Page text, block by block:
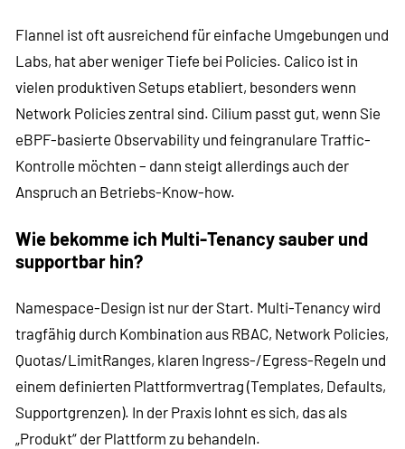
Flannel ist oft ausreichend für einfache Umgebungen und
Labs, hat aber weniger Tiefe bei Policies. Calico ist in
vielen produktiven Setups etabliert, besonders wenn
Network Policies zentral sind. Cilium passt gut, wenn Sie
eBPF-basierte Observability und feingranulare Traffic-
Kontrolle möchten – dann steigt allerdings auch der
Anspruch an Betriebs-Know-how.
Wie bekomme ich Multi-Tenancy sauber und
supportbar hin?
Namespace-Design ist nur der Start. Multi-Tenancy wird
tragfähig durch Kombination aus RBAC, Network Policies,
Quotas/LimitRanges, klaren Ingress-/Egress-Regeln und
einem definierten Plattformvertrag (Templates, Defaults,
Supportgrenzen). In der Praxis lohnt es sich, das als
„Produkt“ der Plattform zu behandeln.